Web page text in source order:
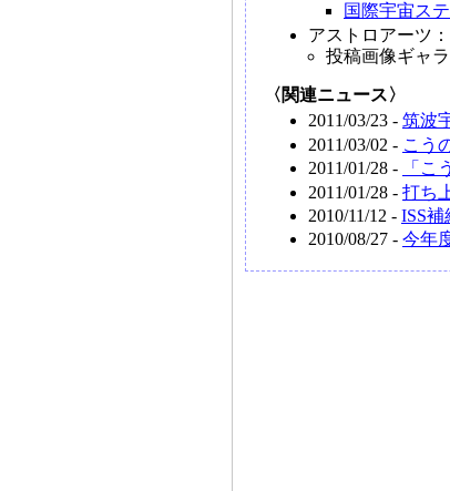
国際宇宙ス
アストロアーツ：
投稿画像ギャラ
〈関連ニュース〉
2011/03/23 - 筑波
2011/03/02 - こう
2011/01/28 -
「こ
2011/01/28 - 打ち
2010/11/12 - ISS
2010/08/27 - 今年